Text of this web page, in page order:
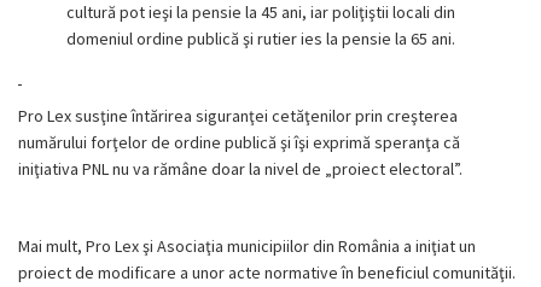
cultură pot ieşi la pensie la 45 ani, iar poliţiştii locali din
domeniul ordine publică şi rutier ies la pensie la 65 ani.
Pro Lex susţine întărirea siguranţei cetăţenilor prin creşterea
numărului forţelor de ordine publică şi îşi exprimă speranţa că
iniţiativa PNL nu va rămâne doar la nivel de „proiect electoral”.
Mai mult, Pro Lex şi Asociaţia municipiilor din România a iniţiat un
proiect de modificare a unor acte normative în beneficiul comunităţii.